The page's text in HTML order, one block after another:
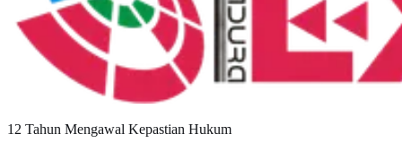
12 Tahun Mengawal Kepastian Hukum